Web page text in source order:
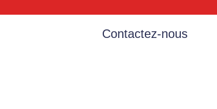
Contactez-nous